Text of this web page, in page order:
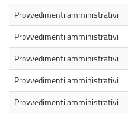
Provvedimenti amministrativi
Provvedimenti amministrativi
Provvedimenti amministrativi
Provvedimenti amministrativi
Provvedimenti amministrativi